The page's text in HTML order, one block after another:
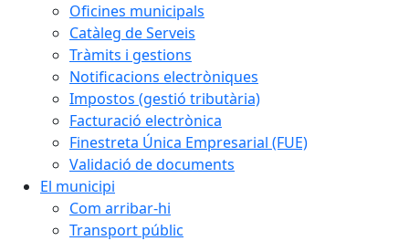
Oficines municipals
Catàleg de Serveis
Tràmits i gestions
Notificacions electròniques
Impostos (gestió tributària)
Facturació electrònica
Finestreta Única Empresarial (FUE)
Validació de documents
El municipi
Com arribar-hi
Transport públic